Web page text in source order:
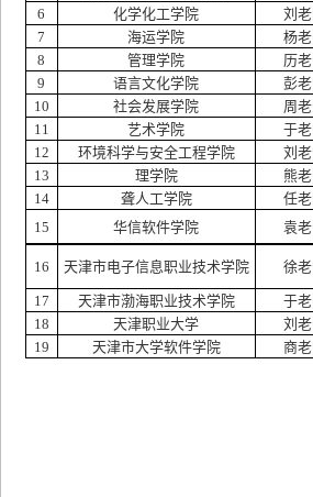
6
化学化工学院 刘
7
海运学院 杨
8
管理学院 历
9
语言文化学院 彭
10
社会发展学院 周
11
艺术学院 于
12
环境科学与安全工程学院 刘
13 理学院 熊
14 聋人工学院 任
15 华信软件学院 袁
16 天津市电子信息职业技术学院 徐
17 天津市渤海职业技术学院 于
18
天津职业大学 刘
19
天津市大学软件学院 商